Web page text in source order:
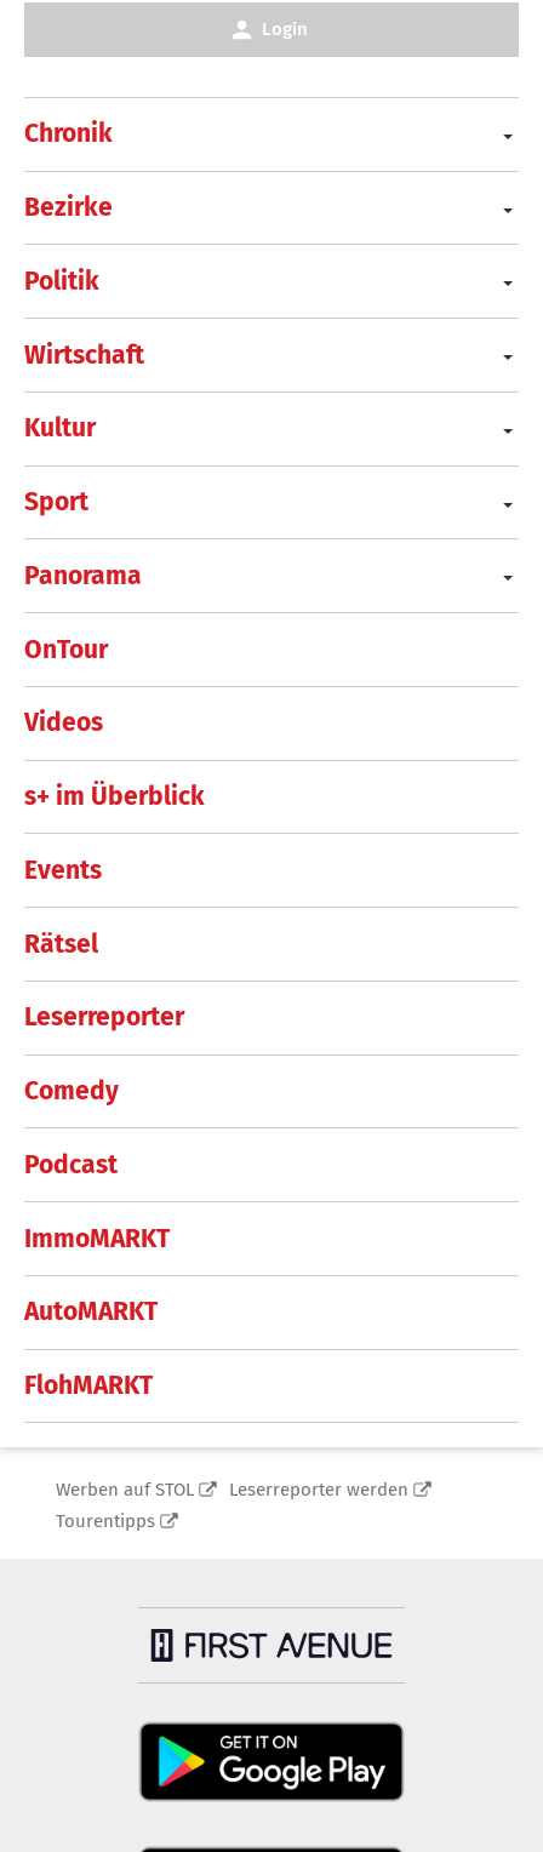
Chronik
Bezirke
Politik
Wirtschaft
Kultur
Sport
Panorama
OnTour
Videos
s+ im Überblick
Events
Rätsel
Leserreporter
Comedy
Podcast
ImmoMARKT
AutoMARKT
FlohMARKT
Login
Werben auf STOL
Leserreporter werden
Tourentipps